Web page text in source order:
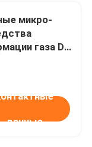
микро-
газа DC
ATM
данные